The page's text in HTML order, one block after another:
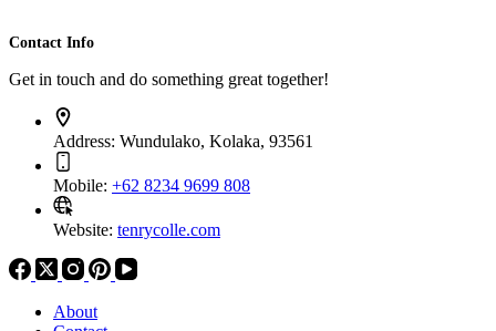
Contact Info
Get in touch and do something great together!
Address: Wundulako, Kolaka, 93561
Mobile: +62 8234 9699 808
Website: tenrycolle.com
About